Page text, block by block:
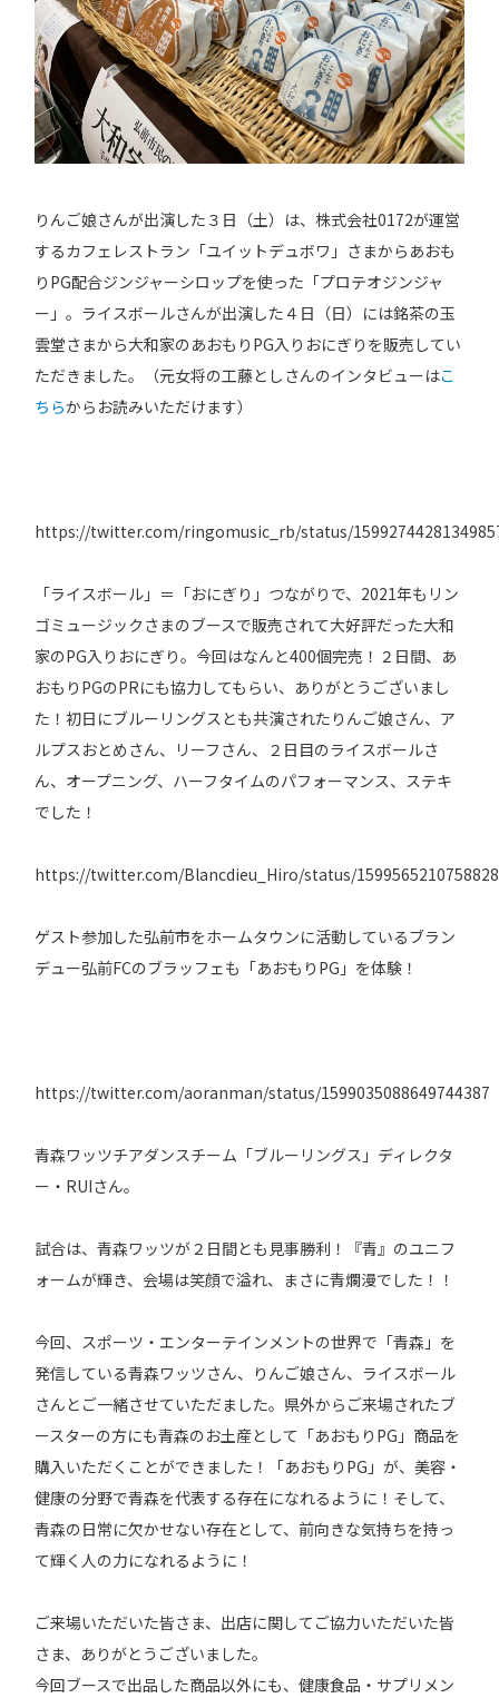
りんご娘さんが出演した３日（土）は、株式会社0172が運営
するカフェレストラン「ユイットデュボワ」さまからあおも
りPG配合ジンジャーシロップを使った「プロテオジンジャ
ー」。ライスボールさんが出演した４日（日）には銘茶の玉
雲堂さまから大和家のあおもりPG入りおにぎりを販売してい
ただきました。（元女将の工藤としさんのインタビューはこ
ちらからお読みいただけます）
https://twitter.com/ringomusic_rb/status/
「ライスボール」＝「おにぎり」つながりで、2021年もリン
ゴミュージックさまのブースで販売されて大好評だった大和
家のPG入りおにぎり。今回はなんと400個完売！２日間、あ
おもりPGのPRにも協力してもらい、ありがとうございまし
た！初日にブルーリングスとも共演されたりんご娘さん、ア
ルプスおとめさん、リーフさん、２日目のライスボールさ
ん、オープニング、ハーフタイムのパフォーマンス、ステキ
でした！
https://twitter.com/Blancdieu_Hiro/status/
ゲスト参加した弘前市をホームタウンに活動しているブラン
デュー弘前FCのブラッフェも「あおもりPG」を体験！
https://twitter.com/aoranman/status/1599035088649744387
青森ワッツチアダンスチーム「ブルーリングス」ディレクタ
ー・RUIさん。
試合は、青森ワッツが２日間とも見事勝利！『青』のユニフ
ォームが輝き、会場は笑顔で溢れ、まさに青爛漫でした！！
今回、スポーツ・エンターテインメントの世界で「青森」を
発信している青森ワッツさん、りんご娘さん、ライスボール
さんとご一緒させていただました。県外からご来場されたブ
ースターの方にも青森のお土産として「あおもりPG」商品を
購入いただくことができました！「あおもりPG」が、美容・
健康の分野で青森を代表する存在になれるように！そして、
青森の日常に欠かせない存在として、前向きな気持ちを持っ
て輝く人の力になれるように！
ご来場いただいた皆さま、出店に関してご協力いただいた皆
さま、ありがとうございました。
今回ブースで出品した商品以外にも、健康食品・サプリメン